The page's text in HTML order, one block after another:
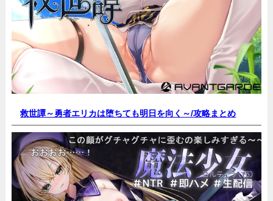
救世譚～勇者エリカは堕ちても明日を向く～/攻略まとめ